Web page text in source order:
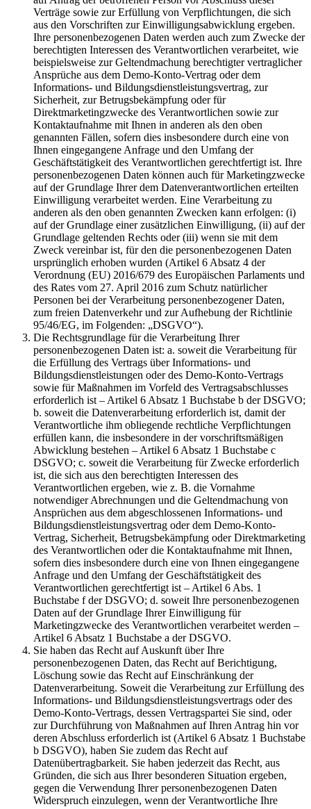
Verträge sowie zur Erfüllung von Verpflichtungen, die sich
aus den Vorschriften zur Einwilligungsabwicklung ergeben.
Ihre personenbezogenen Daten werden auch zum Zwecke der
berechtigten Interessen des Verantwortlichen verarbeitet, wie
beispielsweise zur Geltendmachung berechtigter vertraglicher
Ansprüche aus dem Demo-Konto-Vertrag oder dem
Informations- und Bildungsdienstleistungsvertrag, zur
Sicherheit, zur Betrugsbekämpfung oder für
Direktmarketingzwecke des Verantwortlichen sowie zur
Kontaktaufnahme mit Ihnen in anderen als den oben
genannten Fällen, sofern dies insbesondere durch eine von
Ihnen eingegangene Anfrage und den Umfang der
Geschäftstätigkeit des Verantwortlichen gerechtfertigt ist. Ihre
personenbezogenen Daten können auch für Marketingzwecke
auf der Grundlage Ihrer dem Datenverantwortlichen erteilten
Einwilligung verarbeitet werden. Eine Verarbeitung zu
anderen als den oben genannten Zwecken kann erfolgen: (i)
auf der Grundlage einer zusätzlichen Einwilligung, (ii) auf der
Grundlage geltenden Rechts oder (iii) wenn sie mit dem
Zweck vereinbar ist, für den die personenbezogenen Daten
ursprünglich erhoben wurden (Artikel 6 Absatz 4 der
Verordnung (EU) 2016/679 des Europäischen Parlaments und
des Rates vom 27. April 2016 zum Schutz natürlicher
Personen bei der Verarbeitung personenbezogener Daten,
zum freien Datenverkehr und zur Aufhebung der Richtlinie
95/46/EG, im Folgenden: „DSGVO“).
Die Rechtsgrundlage für die Verarbeitung Ihrer
personenbezogenen Daten ist: a. soweit die Verarbeitung für
die Erfüllung des Vertrags über Informations- und
Bildungsdienstleistungen oder des Demo-Konto-Vertrags
sowie für Maßnahmen im Vorfeld des Vertragsabschlusses
erforderlich ist – Artikel 6 Absatz 1 Buchstabe b der DSGVO;
b. soweit die Datenverarbeitung erforderlich ist, damit der
Verantwortliche ihm obliegende rechtliche Verpflichtungen
erfüllen kann, die insbesondere in der vorschriftsmäßigen
Abwicklung bestehen – Artikel 6 Absatz 1 Buchstabe c
DSGVO; c. soweit die Verarbeitung für Zwecke erforderlich
ist, die sich aus den berechtigten Interessen des
Verantwortlichen ergeben, wie z. B. die Vornahme
notwendiger Abrechnungen und die Geltendmachung von
Ansprüchen aus dem abgeschlossenen Informations- und
Bildungsdienstleistungsvertrag oder dem Demo-Konto-
Vertrag, Sicherheit, Betrugsbekämpfung oder Direktmarketing
des Verantwortlichen oder die Kontaktaufnahme mit Ihnen,
sofern dies insbesondere durch eine von Ihnen eingegangene
Anfrage und den Umfang der Geschäftstätigkeit des
Verantwortlichen gerechtfertigt ist – Artikel 6 Abs. 1
Buchstabe f der DSGVO; d. soweit Ihre personenbezogenen
Daten auf der Grundlage Ihrer Einwilligung für
Marketingzwecke des Verantwortlichen verarbeitet werden –
Artikel 6 Absatz 1 Buchstabe a der DSGVO.
Sie haben das Recht auf Auskunft über Ihre
personenbezogenen Daten, das Recht auf Berichtigung,
Löschung sowie das Recht auf Einschränkung der
Datenverarbeitung. Soweit die Verarbeitung zur Erfüllung des
Informations- und Bildungsdienstleistungsvertrags oder des
Demo-Konto-Vertrags, dessen Vertragspartei Sie sind, oder
zur Durchführung von Maßnahmen auf Ihren Antrag hin vor
deren Abschluss erforderlich ist (Artikel 6 Absatz 1 Buchstabe
b DSGVO), haben Sie zudem das Recht auf
Datenübertragbarkeit. Sie haben jederzeit das Recht, aus
Gründen, die sich aus Ihrer besonderen Situation ergeben,
gegen die Verwendung Ihrer personenbezogenen Daten
Widerspruch einzulegen, wenn der Verantwortliche Ihre